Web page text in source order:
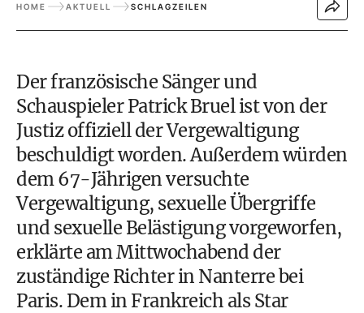
HOME AKTUELL SCHLAGZEILEN
Der französische Sänger und
Schauspieler Patrick Bruel ist von der
Justiz offiziell der Vergewaltigung
beschuldigt worden. Außerdem würden
dem 67-Jährigen versuchte
Vergewaltigung, sexuelle Übergriffe
und sexuelle Belästigung vorgeworfen,
erklärte am Mittwochabend der
zuständige Richter in Nanterre bei
Paris. Dem in Frankreich als Star